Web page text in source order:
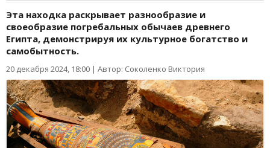
Эта находка раскрывает разнообразие и
своеобразие погребальных обычаев древнего
Египта, демонстрируя их культурное богатство и
самобытность.
20 декабря 2024, 18:00 | Автор: Соколенко Виктория